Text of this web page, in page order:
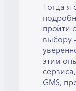
Тогда я
пройти
выбору
этим
GMS,